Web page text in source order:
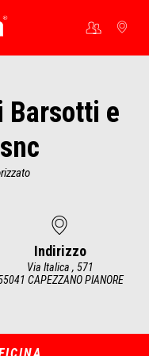
principale
Barsotti e
Indirizzo
Via Italica , 571
CAPEZZANO PIANORE